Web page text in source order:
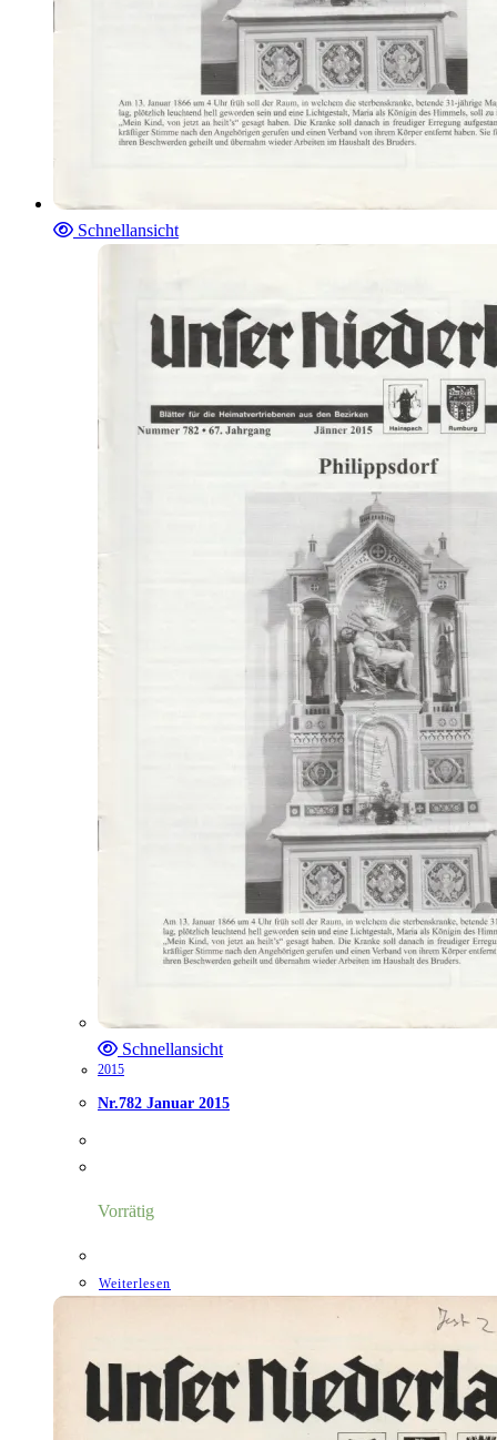
Schnellansicht
Schnellansicht
2015
Nr.782 Januar 2015
Vorrätig
Weiterlesen